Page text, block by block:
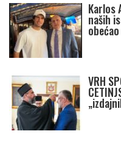
Karlos
naših
VRH